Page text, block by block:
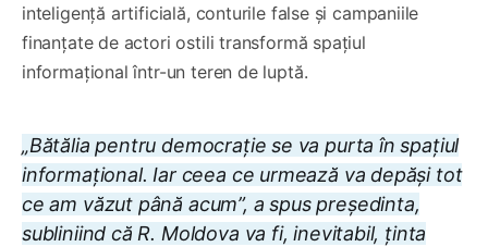
inteligență artificială, conturile false și campaniile
finanțate de actori ostili transformă spațiul
informațional într-un teren de luptă.
„Bătălia pentru democrație se va purta în spațiul
informațional. Iar ceea ce urmează va depăși tot
ce am văzut până acum”, a spus președinta,
subliniind că R. Moldova va fi, inevitabil, ținta